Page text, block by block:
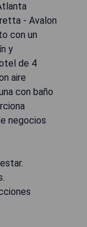
- Avalon
con un
y
de 4
aire
con baño
negocios